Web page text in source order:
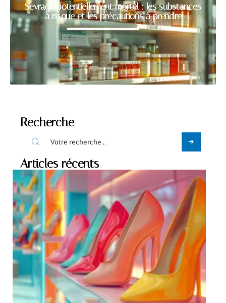
Sevrage potentiellement mortel : les substances
à risque et les précautions à prendre
Recherche
Articles récents